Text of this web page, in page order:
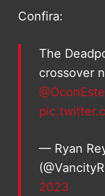
Confira:
The
crossover
— Ryan
2023